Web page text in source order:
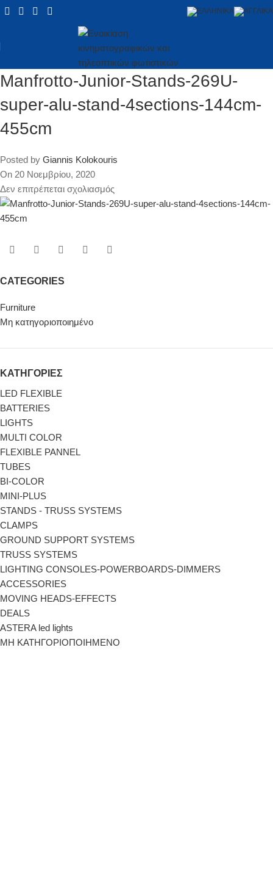
Manfrotto-Junior-Stands-269U-
super-alu-stand-4sections-144cm-
455cm
Posted by Giannis Kolokouris
On 20 Νοεμβρίου, 2020
Δεν επιτρέπεται σχολιασμός
CATEGORIES
Furniture
Μη κατηγοριοποιημένο
ΚΑΤΗΓΟΡΙΕΣ
LED FLEXIBLE
BATTERIES
LIGHTS
MULTI COLOR
FLEXIBLE PANNEL
TUBES
BI-COLΟR
MINI-PLUS
STANDS - TRUSS SYSTEMS
CLAMPS
GROUND SUPPORT SYSTEMS
TRUSS SYSTEMS
LIGHTING CONSOLES-POWERBOARDS-DIMMERS
ACCESSORIES
MOVING HEADS-EFFECTS
DEALS
ASTERA led lights
ΜΗ ΚΑΤΗΓΟΡΙΟΠΟΙΗΜΕΝΟ